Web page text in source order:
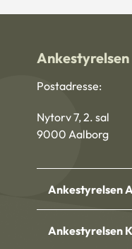
Ankestyrelsen
Postadresse:
Nytorv 7, 2. sal
9000 Aalborg
Ankestyrelsen
Ankestyrelsen